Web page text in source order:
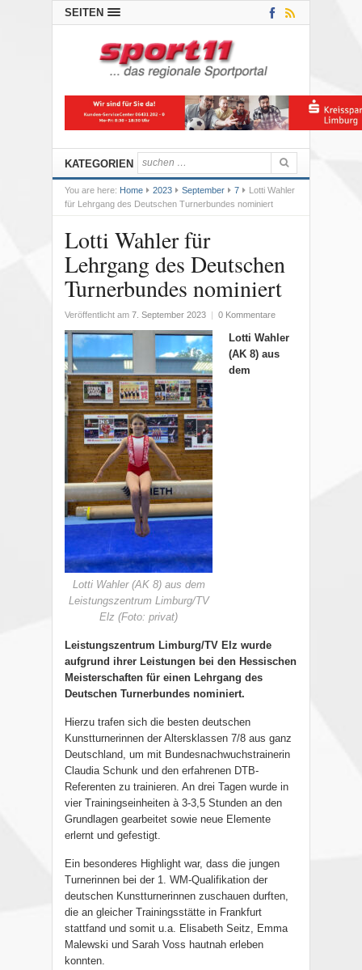
SEITEN
KATEGORIEN
You are here: Home 2023 September 7
Lotti Wahler
für Lehrgang des Deutschen Turnerbundes nominiert
Lotti Wahler für
Lehrgang des Deutschen
Turnerbundes nominiert
Veröffentlicht am 7. September 2023 0 Kommentare
Lotti Wahler (AK 8) aus dem
Leistungszentrum Limburg/TV
Elz (Foto: privat)
Lotti Wahler
(AK 8) aus
dem
Leistungszentrum Limburg/TV Elz wurde
aufgrund ihrer Leistungen bei den Hessischen
Meisterschaften für einen Lehrgang des
Deutschen Turnerbundes nominiert.
Hierzu trafen sich die besten deutschen
Kunstturnerinnen der Altersklassen 7/8 aus ganz
Deutschland, um mit Bundesnachwuchstrainerin
Claudia Schunk und den erfahrenen DTB-
Referenten zu trainieren. An drei Tagen wurde in
vier Trainingseinheiten à 3-3,5 Stunden an den
Grundlagen gearbeitet sowie neue Elemente
erlernt und gefestigt.
Ein besonderes Highlight war, dass die jungen
Turnerinnen bei der 1. WM-Qualifikation der
deutschen Kunstturnerinnen zuschauen durften,
die an gleicher Trainingsstätte in Frankfurt
stattfand und somit u.a. Elisabeth Seitz, Emma
Malewski und Sarah Voss hautnah erleben
konnten.